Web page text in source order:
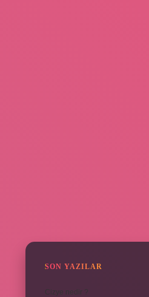
SON YAZILAR
Cizye nedir ?